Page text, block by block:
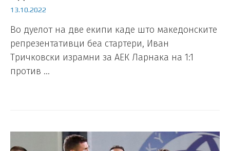
13.10.2022
Во дуелот на две екипи каде што македонските
репрезентативци беа стартери, Иван
Тричковски израмни за АЕК Ларнака на 1:1
против …